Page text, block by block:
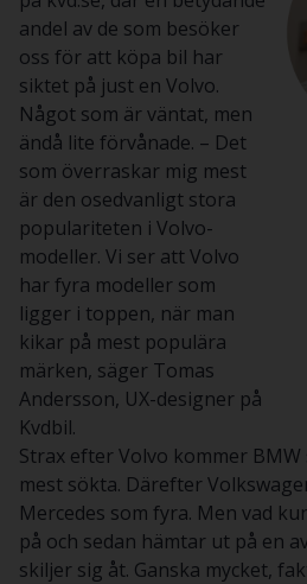
andel av de som besöker
oss för att köpa bil har
siktet på just en Volvo.
Något som är väntat, men
ändå lite förvånade. – Det
som överraskar mig mest
är den osedvanligt stora
populariteten i Volvo-
modeller. Vi ser att Volvo
har fyra modeller som
ligger i toppen, när man
kikar på mest populära
märken, säger Tomas
Andersson, UX-designer på
Kvdbil.
Strax efter Volvo kommer
mest sökta. Därefter
Mercedes som fyra. Men vad
på och sedan hämtar ut på en
skiljer sig åt. Ganska mycket,